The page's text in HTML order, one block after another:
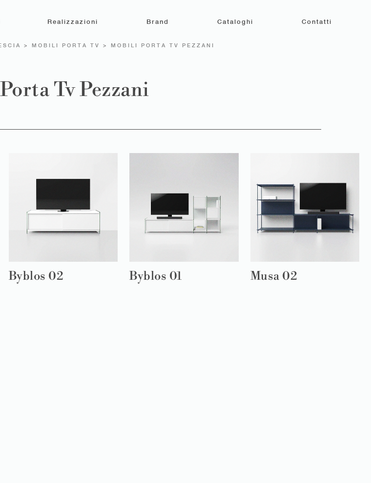
Realizzazioni Brand Cataloghi Contatti
> MOBILI PORTA TV > MOBILI PORTA TV PEZZANI
Tv Pezzani
Byblos 02 Byblos 01 Musa 02